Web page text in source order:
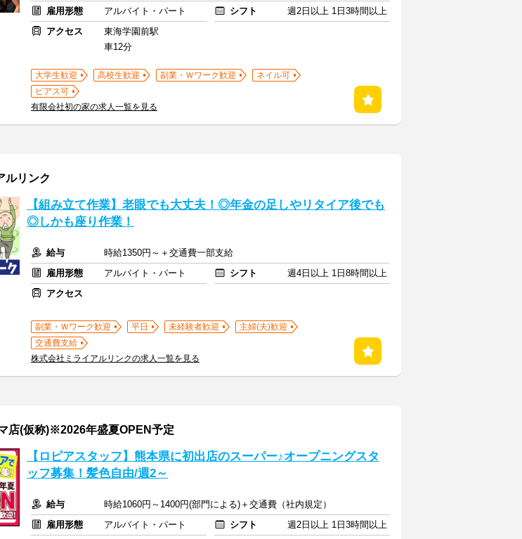
雇用形態
アルバイト・パート シフト
週2日以上 1日3時間以上
アクセス
東海学園前駅
車12分
大学生歓迎 高校生歓迎 副業・Ｗワーク歓迎
ネイル可
ピアス可
有限会社初の家の求人一覧を見る
ルリンク
【組み立て作業】老眼でも大丈夫！◎年金の足しやリタイア後でも
◎しかも座り作業！
給与
時給1350円～＋交通費一部支給
雇用形態
アルバイト・パート シフト
週4日以上 1日8時間以上
アクセス
副業・Ｗワーク歓迎 平日 未経験者歓迎
主婦(夫)歓迎
交通費支給
株式会社ミライアルリンクの求人一覧を見る
店(仮称)※2026年盛夏OPEN予定
【ロピアスタッフ】熊本県に初出店のスーパー♪オープニングスタ
ッフ募集！髪色自由/週2～
給与
時給1060円～1400円(部門による)＋交通費（社内規定）
雇用形態
アルバイト・パート シフト
週2日以上 1日3時間以上